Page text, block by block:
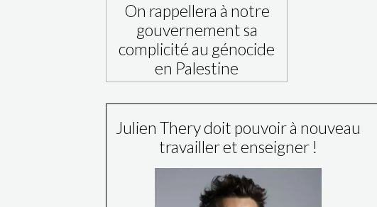
On rappellera à notre
gouvernement sa
complicité au génocide
en Palestine
Julien Thery doit pouvoir à nouveau
travailler et enseigner !